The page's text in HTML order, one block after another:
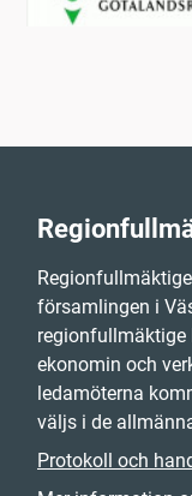
församlingen i
regionfullmäktige
ekonomin och
ledamöterna
väljs i de
Protokoll och